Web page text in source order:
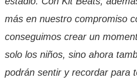
más en nuestro compromiso
conseguimos crear un
solo los niños, sino ahora
podrán sentir y recordar para